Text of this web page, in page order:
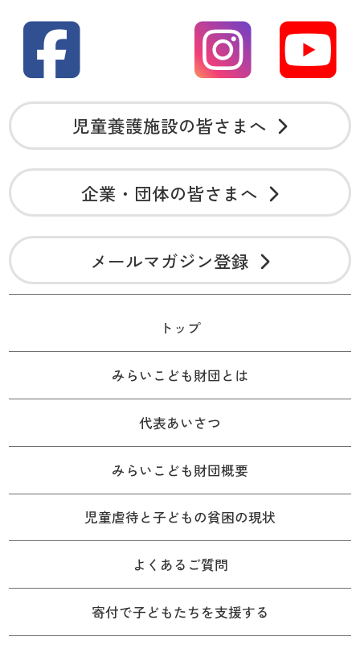
児童養護施設の皆さまへ
企業・団体の皆さまへ
メールマガジン登録
トップ
みらいこども財団とは
代表あいさつ
みらいこども財団概要
児童虐待と子どもの貧困の現状
よくあるご質問
寄付で子どもたちを支援する